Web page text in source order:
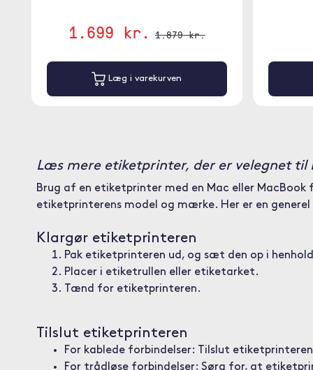
1.699 kr. 1.879 kr.
Læg i varekurven
Læs mere etiketprinter, der er velegnet til
Brug af en etiketprinter med en Mac eller
etiketprinterens model og mærke. Her er en
Klargør etiketprinteren
Pak etiketprinteren ud, og sæt den op i
Placer i etiketrullen eller etiketarket.
Tænd for etiketprinteren.
Tilslut etiketprinteren
For kablede forbindelser: Tilslut
For trådløse forbindelser: Sørg for, at